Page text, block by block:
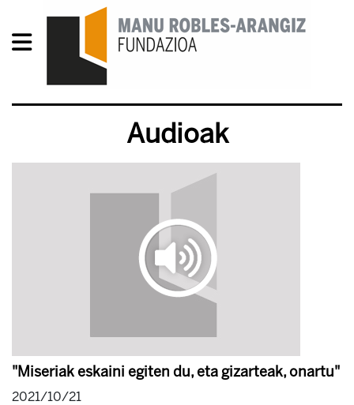
Audioak
"Miseriak eskaini egiten du, eta gizarteak, onartu"
2021/10/21